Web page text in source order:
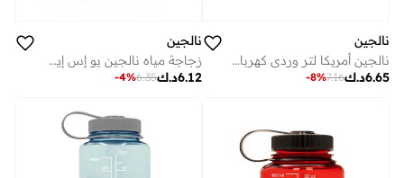
نالجين
نالجين أمريكا لتر وردي كهربائي مستدام
د.ك6.65
7.16
-8%
نالجين
زجاجة مياه نالجين يو إس إيه سعة 1 لتر للاستخدام اليومي باللون الأزرق المستدام
د.ك6.12
6.35
-4%